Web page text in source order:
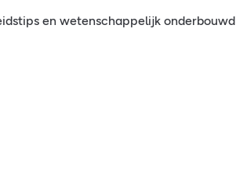
en wetenschappelijk onderbouwd